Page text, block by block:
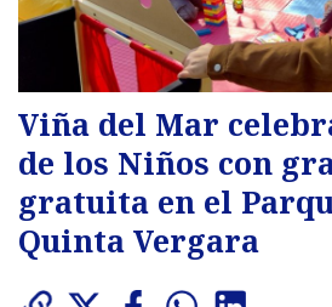
Viña del Mar
de los Niños con
gratuita en el
Quinta Vergara